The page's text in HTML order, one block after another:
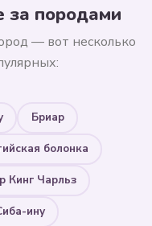
за породами
— вот несколько
Бриар
болонка
Кинг Чарльз
ину